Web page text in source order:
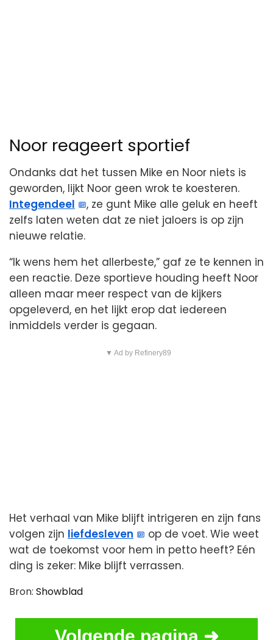
Noor reageert sportief
Ondanks dat het tussen Mike en Noor niets is
geworden, lijkt Noor geen wrok te koesteren.
Integendeel
, ze gunt Mike alle geluk en heeft
zelfs laten weten dat ze niet jaloers is op zijn
nieuwe relatie.
“Ik wens hem het allerbeste,” gaf ze te kennen in
een reactie. Deze sportieve houding heeft Noor
alleen maar meer respect van de kijkers
opgeleverd, en het lijkt erop dat iedereen
inmiddels verder is gegaan.
▼ Ad by Refinery89
Het verhaal van Mike blijft intrigeren en zijn fans
volgen zijn liefdesleven
op de voet. Wie weet
wat de toekomst voor hem in petto heeft? Eén
ding is zeker: Mike blijft verrassen.
Bron: Showblad